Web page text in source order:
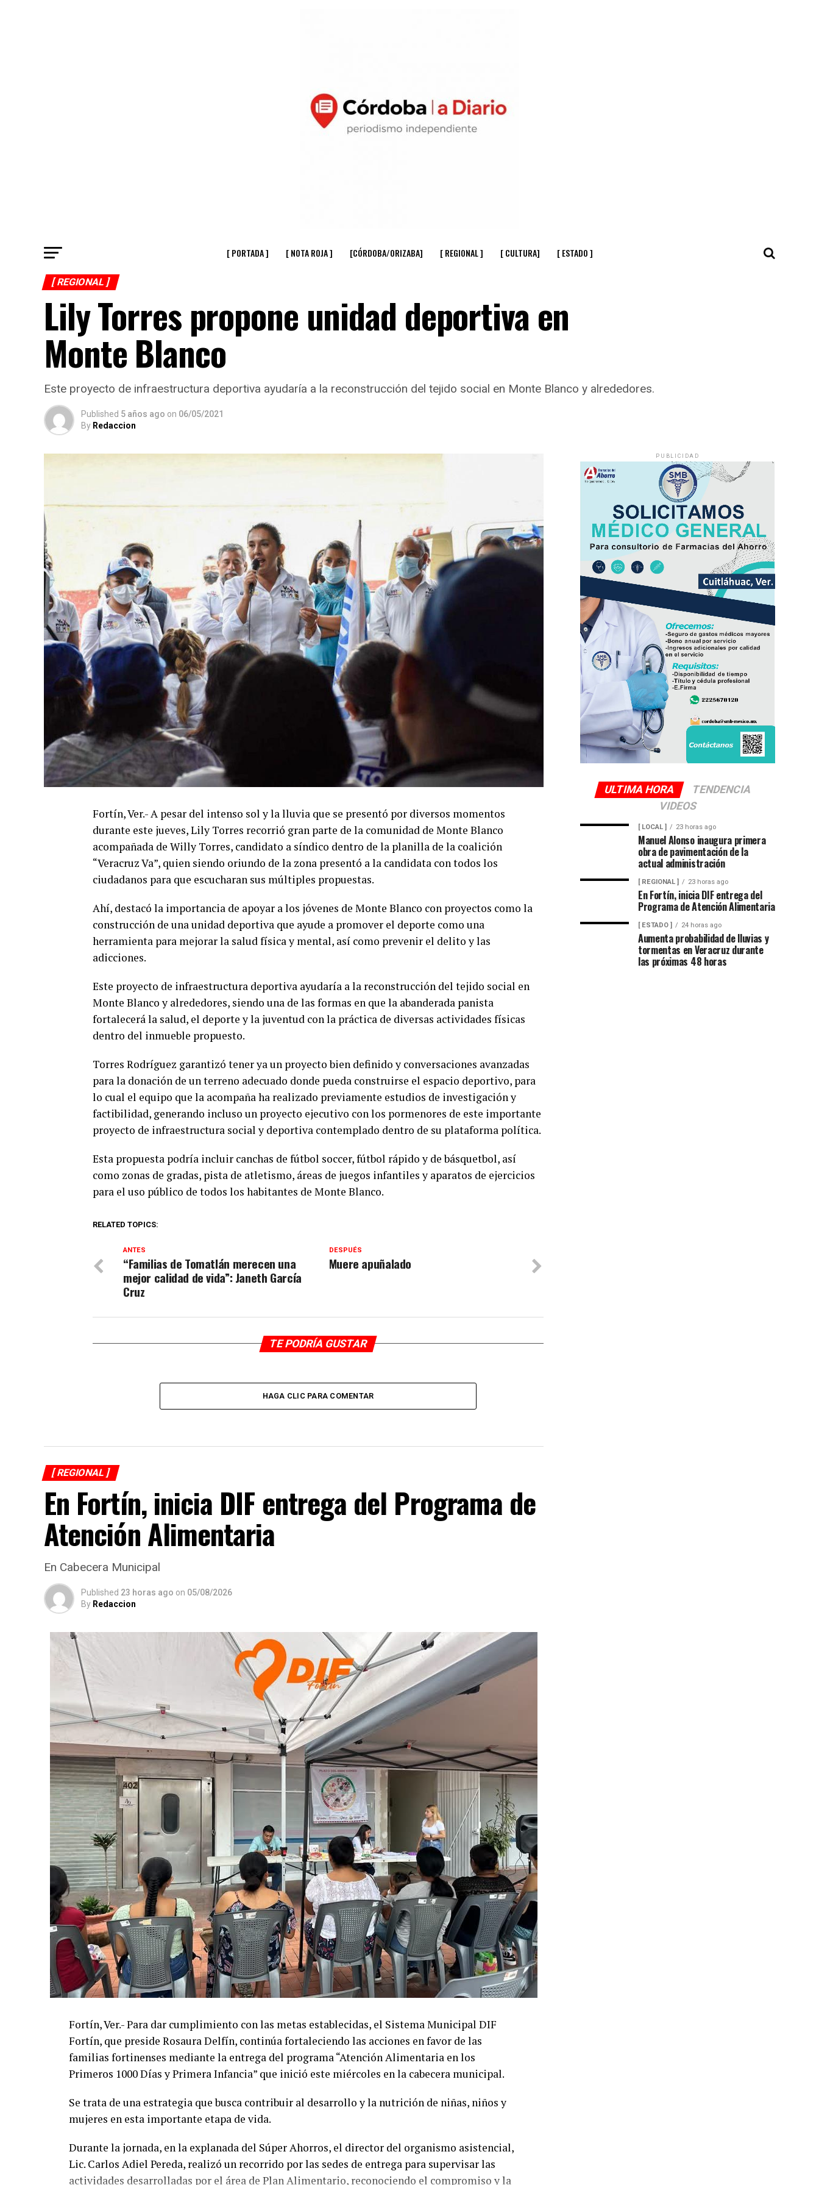
[ PORTADA ] [ NOTA ROJA ] [CÓRDOBA/ORIZABA] [ REGIONAL ] [ CULTURA] [ ESTADO ]
[ REGIONAL ]
Lily Torres propone unidad deportiva en
Monte Blanco
Este proyecto de infraestructura deportiva ayudaría a la reconstrucción del tejido social en Monte Blanco y alrededores.
Published 5 años ago on 06/05/2021
By Redaccion
Fortín, Ver.- A pesar del intenso sol y la lluvia que se presentó por diversos momentos
durante este jueves, Lily Torres recorrió gran parte de la comunidad de Monte Blanco
acompañada de Willy Torres, candidato a síndico dentro de la planilla de la coalición
“Veracruz Va”, quien siendo oriundo de la zona presentó a la candidata con todos los
ciudadanos para que escucharan sus múltiples propuestas.
Ahí, destacó la importancia de apoyar a los jóvenes de Monte Blanco con proyectos como la
construcción de una unidad deportiva que ayude a promover el deporte como una
herramienta para mejorar la salud física y mental, así como prevenir el delito y las
adicciones.
Este proyecto de infraestructura deportiva ayudaría a la reconstrucción del tejido social en
Monte Blanco y alrededores, siendo una de las formas en que la abanderada panista
fortalecerá la salud, el deporte y la juventud con la práctica de diversas actividades físicas
dentro del inmueble propuesto.
Torres Rodríguez garantizó tener ya un proyecto bien definido y conversaciones avanzadas
para la donación de un terreno adecuado donde pueda construirse el espacio deportivo, para
lo cual el equipo que la acompaña ha realizado previamente estudios de investigación y
factibilidad, generando incluso un proyecto ejecutivo con los pormenores de este importante
proyecto de infraestructura social y deportiva contemplado dentro de su plataforma política.
Esta propuesta podría incluir canchas de fútbol soccer, fútbol rápido y de básquetbol, así
como zonas de gradas, pista de atletismo, áreas de juegos infantiles y aparatos de ejercicios
para el uso público de todos los habitantes de Monte Blanco.
RELATED TOPICS:
DESPUÉS
Muere apuñalado
ANTES
“Familias de Tomatlán merecen una
mejor calidad de vida”: Janeth García
Cruz
TE PODRÍA GUSTAR
HAGA CLIC PARA COMENTAR
[ REGIONAL ]
En Fortín, inicia DIF entrega del Programa de
Atención Alimentaria
En Cabecera Municipal
Published 23 horas ago on 05/08/2026
By Redaccion
Fortín, Ver.- Para dar cumplimiento con las metas establecidas, el Sistema Municipal DIF
Fortín, que preside Rosaura Delfín, continúa fortaleciendo las acciones en favor de las
familias fortinenses mediante la entrega del programa “Atención Alimentaria en los
Primeros 1000 Días y Primera Infancia” que inició este miércoles en la cabecera municipal.
Se trata de una estrategia que busca contribuir al desarrollo y la nutrición de niñas, niños y
mujeres en esta importante etapa de vida.
Durante la jornada, en la explanada del Súper Ahorros, el director del organismo asistencial,
Lic. Carlos Adiel Pereda, realizó un recorrido por las sedes de entrega para supervisar las
actividades desarrolladas por el área de Plan Alimentario, reconociendo el compromiso y la
PUBLICIDAD
ULTIMA HORA
TENDENCIA
VIDEOS
[ LOCAL ] 23 horas ago
Manuel Alonso inaugura primera
obra de pavimentación de la
actual administración
[ REGIONAL ] 23 horas ago
En Fortín, inicia DIF entrega del
Programa de Atención Alimentaria
[ ESTADO ] 24 horas ago
Aumenta probabilidad de lluvias y
tormentas en Veracruz durante
las próximas 48 horas